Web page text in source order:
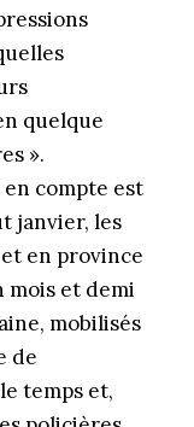
quelque
».
compte est
janvier, les
en province
mois et demi
mobilisés
de
temps et,